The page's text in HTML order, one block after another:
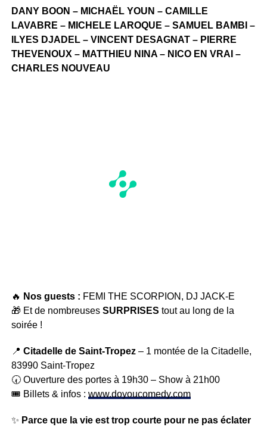
DANY BOON – MICHAËL YOUN – CAMILLE
LAVABRE – MICHELE LAROQUE – SAMUEL BAMBI –
ILYES DJADEL – VINCENT DESAGNAT – PIERRE
THEVENOUX – MATTHIEU NINA – NICO EN VRAI –
CHARLES NOUVEAU
🔥 Nos guests : FEMI THE SCORPION, DJ JACK-E
🎁 Et de nombreuses SURPRISES tout au long de la
soirée !
📍 Citadelle de Saint-Tropez– 1 montée de la Citadelle,
83990 Saint-Tropez
🕢 Ouverture des portes à 19h30 – Show à 21h00
🎟️ Billets & infos : www.doyoucomedy.com
✨ Parce que la vie est trop courte pour ne pas éclater